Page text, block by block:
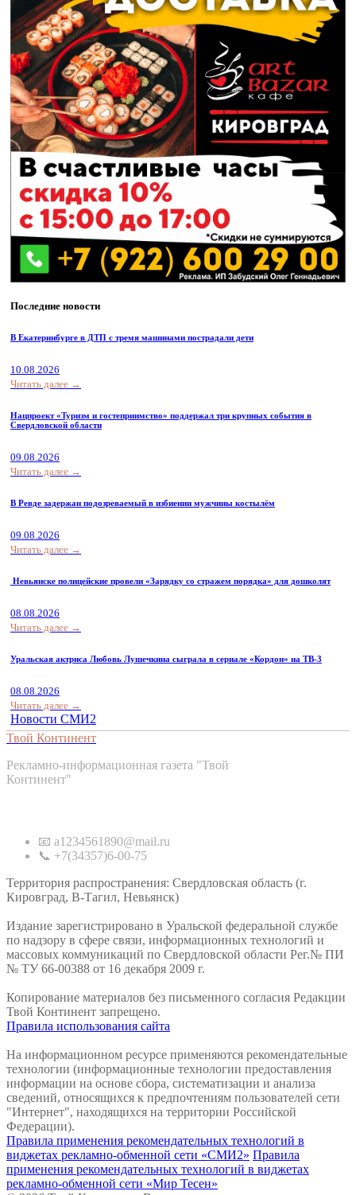
Последние новости
В Екатеринбурге в ДТП с тремя машинами пострадали дети
10.08.2026
Читать далее →
Нацпроект «Туризм и гостеприимство» поддержал три крупных события в
Свердловской области
09.08.2026
Читать далее →
В Ревде задержан подозреваемый в избиении мужчины костылём
09.08.2026
Читать далее →
Невьянске полицейские провели «Зарядку со стражем порядка» для дошколят
08.08.2026
Читать далее →
Уральская актриса Любовь Лушечкина сыграла в сериале «Кордон» на ТВ-3
08.08.2026
Читать далее →
Новости СМИ2
Твой Континент
Рекламно-информационная газета "Твой
Континент"
📧 a1234561890@mail.ru
📞 +7(34357)6-00-75
Территория распространения: Свердловская область (г.
Кировград, В-Тагил, Невьянск)
Издание зарегистрировано в Уральской федеральной службе
по надзору в сфере связи, информационных технологий и
массовых коммуникаций по Свердловской области Рег.№ ПИ
№ ТУ 66-00388 от 16 декабря 2009 г.
Копирование материалов без письменного согласия Редакции
Твой Континент запрещено.
Правила использования сайта
На информационном ресурсе применяются рекомендательные
технологии (информационные технологии предоставления
информации на основе сбора, систематизации и анализа
сведений, относящихся к предпочтениям пользователей сети
"Интернет", находящихся на территории Российской
Федерации).
Правила применения рекомендательных технологий в
виджетах рекламно-обменной сети «СМИ2» Правила
применения рекомендательных технологий в виджетах
рекламно-обменной сети «Мир Тесен»